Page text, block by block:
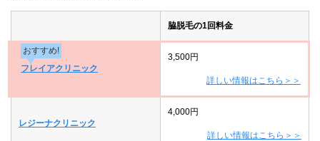
脇脱毛の1回料金
おすすめ!
フレイアクリニック
3,500円
詳しい情報はこちら＞＞
レジーナクリニック
4,000円
詳しい情報はこちら＞＞